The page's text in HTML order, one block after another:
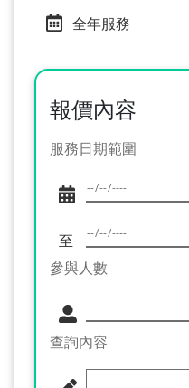
全年服務
報價內容
服務日期範圍
至
參與人數
查詢內容